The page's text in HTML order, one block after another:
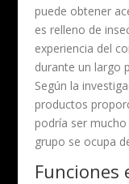
puede obtener
es relleno de
experiencia del
durante un largo
Según la
productos
podría ser
grupo se ocupa
Funciones